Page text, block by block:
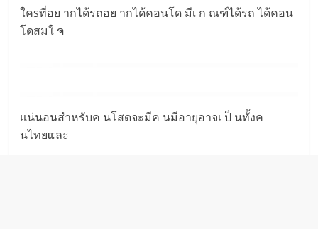
ใคsที่อย ากได้รถอย ากได้คอนโด มีเ ก ณฑ์ได้รถ ได้คอน
โดสมใ ຈ
แน่นอนสำหรับค นโสดจะมีค นมีอายุอาจเ ป็ นทั้งค
นไทยແละ